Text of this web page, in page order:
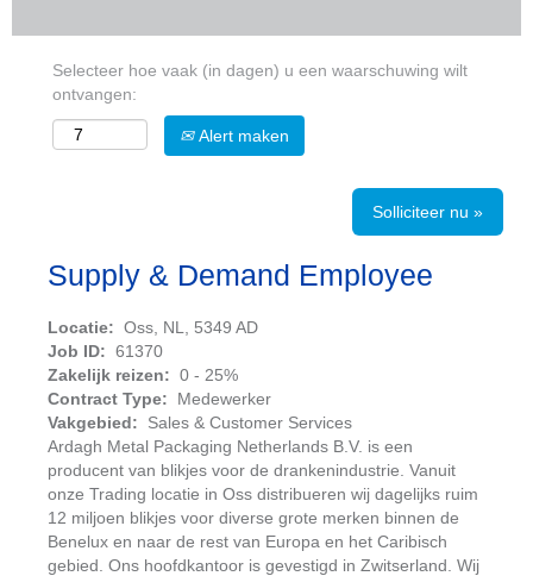
Selecteer hoe vaak (in dagen) u een waarschuwing wilt
ontvangen:
Alert maken
Solliciteer nu »
Supply & Demand Employee
Locatie: Oss, NL, 5349 AD
Job ID: 61370
Zakelijk reizen: 0 - 25%
Contract Type: Medewerker
Vakgebied: Sales & Customer Services
Ardagh Metal Packaging Netherlands B.V. is een
producent van blikjes voor de drankenindustrie. Vanuit
onze Trading locatie in Oss distribueren wij dagelijks ruim
12 miljoen blikjes voor diverse grote merken binnen de
Benelux en naar de rest van Europa en het Caribisch
gebied. Ons hoofdkantoor is gevestigd in Zwitserland. Wij